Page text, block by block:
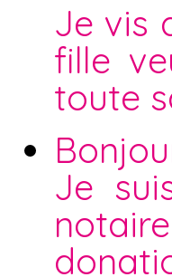
Je vis
fille
toute
Je